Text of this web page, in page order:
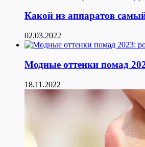
Какой из аппаратов
02.03.2022
Модные оттенки помад
18.11.2022